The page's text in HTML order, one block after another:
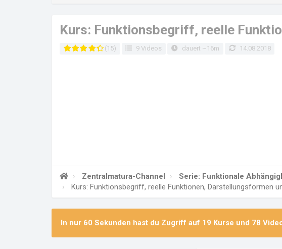
Kurs: Funktionsbegriff, reelle
(15) 9 Videos dauert ~16m 14.08.2018
Zentralmatura-Channel
Serie: Funktionale
Kurs: Funktionsbegriff, reelle Funktionen, Darstellungsformen
In nur 60 Sekunden hast du Zugriff auf 19 Kurse und 78